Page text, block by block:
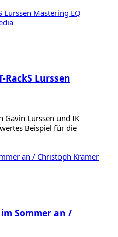
Lurssen Mastering EQ
RackS Lurssen
Gavin Lurssen und IK
Beispiel für die
an / Christoph Kramer
Sommer an /